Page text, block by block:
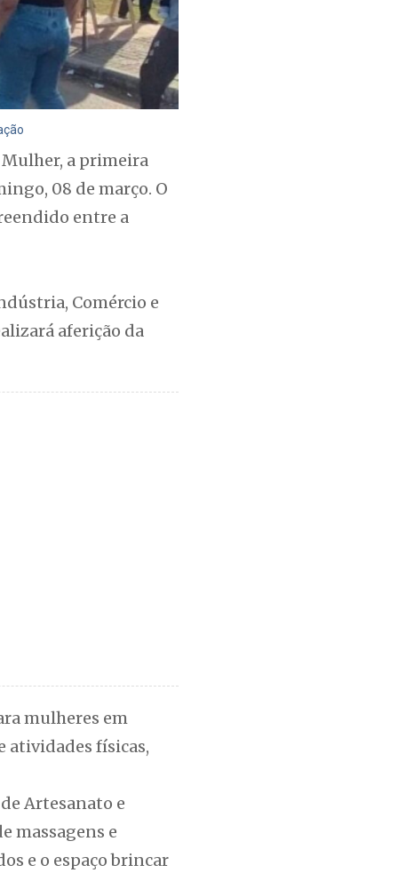
a primeira
08 de março. O
entre a
Comércio e
aferição da
mulheres em
atividades físicas,
Artesanato e
massagens e
e o espaço brincar